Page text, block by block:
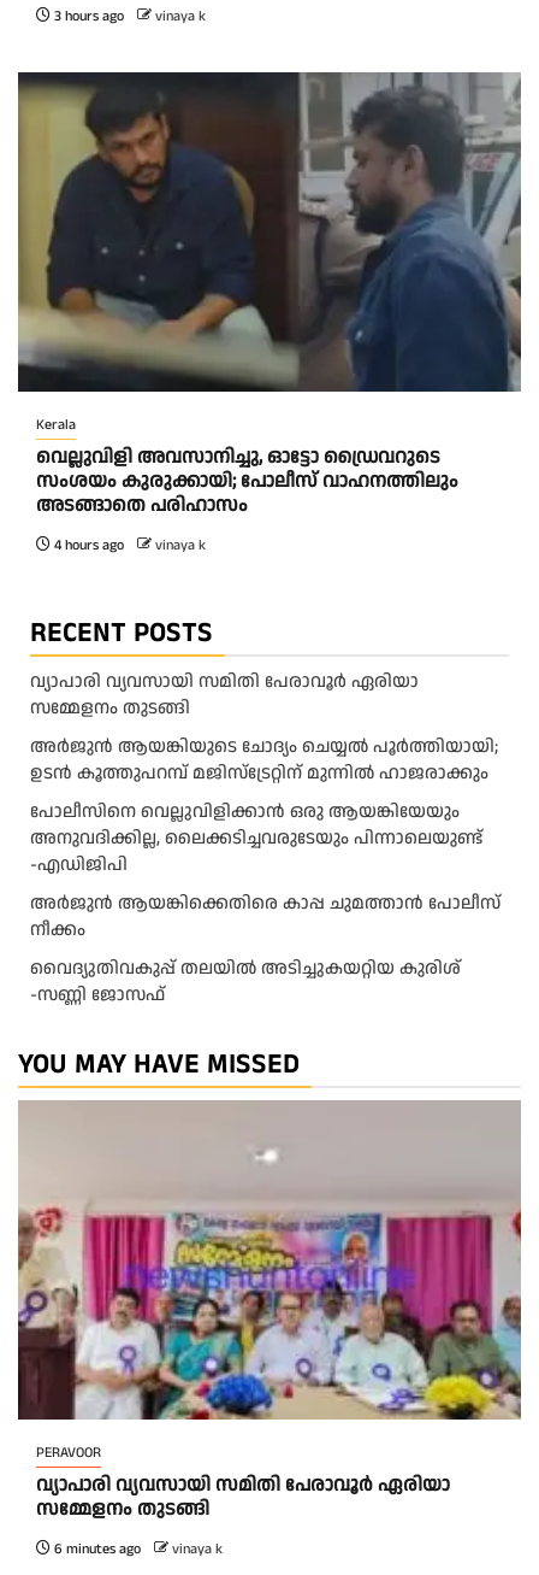
3 hours ago vinaya k
Kerala
വെല്ലുവിളി അവസാനിച്ചു, ഓട്ടോ ഡ്രൈവറുടെ
സംശയം കുരുക്കായി; പോലീസ് വാഹനത്തിലും
അടങ്ങാതെ പരിഹാസം
4 hours ago vinaya k
RECENT POSTS
വ്യാപാരി വ്യവസായി സമിതി പേരാവൂർ ഏരിയാ
സമ്മേളനം തുടങ്ങി
അര്‍ജുന്‍ ആയങ്കിയുടെ ചോദ്യം ചെയ്യല്‍ പൂര്‍ത്തിയായി;
ഉടന്‍ കൂത്തുപറമ്പ് മജിസ്ട്രേറ്റിന് മുന്നില്‍ ഹാജരാക്കും
പോലീസിനെ വെല്ലുവിളിക്കാൻ ഒരു ആയങ്കിയേയും
അനുവദിക്കില്ല, ലൈക്കടിച്ചവരുടേയും പിന്നാലെയുണ്ട്
-എഡിജിപി
അ​ർ​ജു​ൻ ആ​യ​ങ്കി​ക്കെ​തി​രെ കാ​പ്പ ചു​മ​ത്താ​ൻ പോ​ലീ​സ്
നീ​ക്കം
വൈദ്യുതിവകുപ്പ് തലയിൽ അടിച്ചുകയറ്റിയ കുരിശ്‌
-സണ്ണി ജോസഫ്‌
YOU MAY HAVE MISSED
PERAVOOR
വ്യാപാരി വ്യവസായി സമിതി പേരാവൂർ ഏരിയാ
സമ്മേളനം തുടങ്ങി
6 minutes ago vinaya k